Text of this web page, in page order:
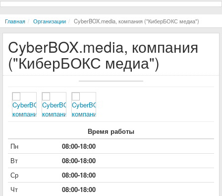
Главная Организации CyberBOX.media, компания ("КиберБОКС медиа")
CyberBOX.media, компания
("КиберБОКС медиа")
Время работы
Пн
08:00-18:00
Вт
08:00-18:00
Ср
08:00-18:00
Чт
08:00-18:00